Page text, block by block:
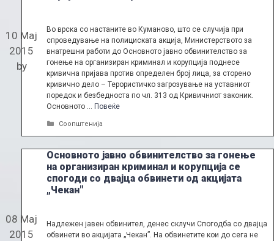
10 Мај
2015
by
Во врска со настаните во Куманово, што се случија при
спроведување на полициската акција, Министерството за
внатрешни работи до Основното јавно обвинителство за
гонење на организиран криминал и корупција поднесе
кривична пријава против определен број лица, за сторено
кривично дело – Терористичко загрозување на уставниот
поредок и безбедноста по чл. 313 од Кривичниот законик.
Основното … Повеќе
Categories
Соопштенија
Основното јавно обвинителство за гонење
на организиран криминал и корупција се
спогоди со двајца обвинети од акцијата
„Чекан"
08 Мај
2015
Надлежен јавен обвинител, денес склучи Спогодба со двајца
обвинети во акцијата „Чекан”. На обвинетите кои до сега не